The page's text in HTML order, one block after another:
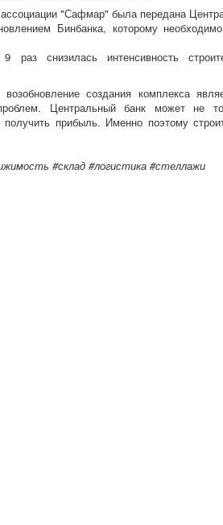
"Сафмар" была передана
Бинбанка, которому
снизилась интенсивность
создания комплекса
Центральный банк может не
прибыль. Именно поэтому
#склад #логистика #стеллажи